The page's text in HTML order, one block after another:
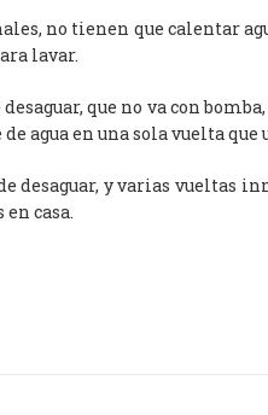
no tienen que calentar
lavar.
que no va con
agua en una sola vuelta
desaguar, y varias vueltas
casa.